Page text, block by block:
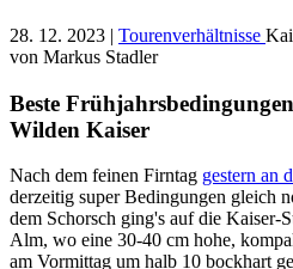
28. 12. 2023 | Tourenverhältnisse
von Markus Stadler
Beste
Wilden Kaiser
Nach dem feinen Firntag gestern an
derzeitig super Bedingungen gleich
dem Schorsch ging's auf die Kaiser-
Alm, wo eine 30-40 cm hohe,
am Vormittag um halb 10 bockhart